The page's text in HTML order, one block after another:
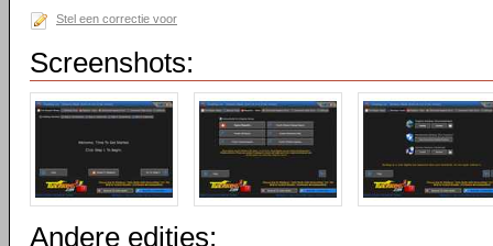
Stel een correctie voor
Screenshots:
Andere edities: